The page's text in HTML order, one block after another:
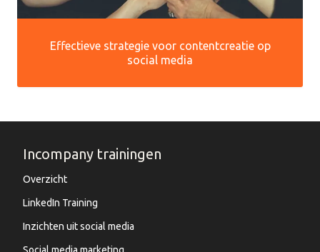
Effectieve strategie voor contentcreatie op
social media
Incompany trainingen
Overzicht
LinkedIn Training
Inzichten uit social media
Social media marketing